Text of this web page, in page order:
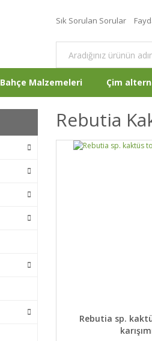
Sık Sorulan Sorular
Bahçe Malzemeleri Çim
Rebutia
DETAYLAR
Rebutia sp.